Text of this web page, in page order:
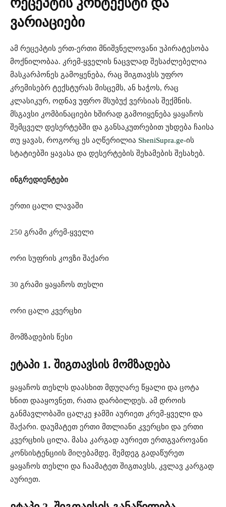
ვარიაციები
ამ რეცეპტის ერთ-ერთი მნიშვნელოვანი უპირატესობა
მოქნილობაა. კრემ-ყველის ნაცვლად შესაძლებელია
მასკარპონეს გამოყენება, რაც შიგთავსს უფრო
კრემისებრ ტექსტურას მისცემს, ან ხაჭოს, რაც
კლასიკურ, ოდნავ უფრო მსუბუქ ვერსიას შექმნის.
მსგავსი კომბინაციები ხშირად გამოიყენება ყაყაჩოს
შემცველ დესერტებში და განსაკუთრებით უხდება ჩაისა
თუ ყავას, როგორც ეს აღწერილია SheniSupra.ge-ის
სტატიებში ყავასა და დესერტების შეხამების შესახებ.
ინგრედიენტები
ერთი ცალი ლავაში
250 გრამი კრემ-ყველი
ორი სუფრის კოვზი შაქარი
30 გრამი ყაყაჩოს თესლი
ორი ცალი კვერცხი
მომზადების წესი
ეტაპი 1. შიგთავსის მომზადება
ყაყაჩოს თესლს დაასხით მდუღარე წყალი და ცოტა
ხნით დააყოვნეთ, რათა დარბილდეს. ამ დროის
განმავლობაში ცალკე ჯამში აურიეთ კრემ-ყველი და
შაქარი. დაუმატეთ ერთი მთლიანი კვერცხი და ერთი
კვერცხის ცილა. მასა კარგად აურიეთ ერთგვაროვანი
კონსისტენციის მიღებამდე. შემდეგ გადაწურეთ
ყაყაჩოს თესლი და ჩაამატეთ შიგთავსს, კვლავ კარგად
აურიეთ.